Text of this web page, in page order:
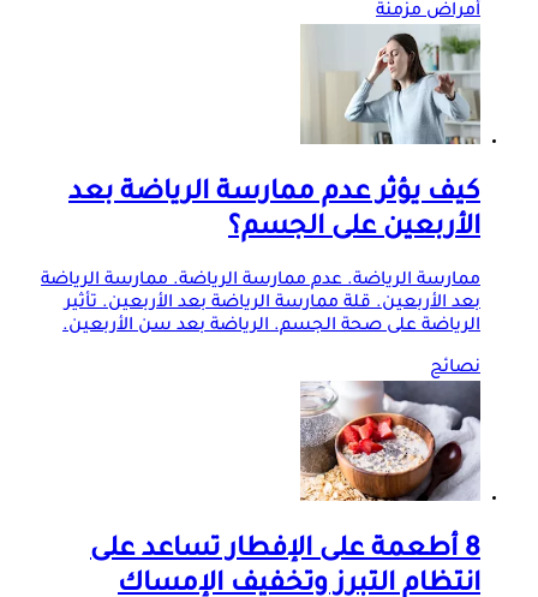
أمراض مزمنة
كيف يؤثر عدم ممارسة الرياضة بعد
الأربعين على الجسم؟
ممارسة الرياضة. عدم ممارسة الرياضة. ممارسة الرياضة
بعد الأربعين. قلة ممارسة الرياضة بعد الأربعين. تأثير
الرياضة على صحة الجسم. الرياضة بعد سن الأربعين.
نصائح
8 أطعمة على الإفطار تساعد على
انتظام التبرز وتخفيف الإمساك